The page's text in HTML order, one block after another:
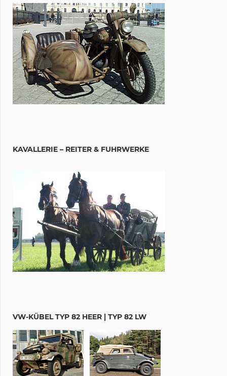
KAVALLERIE – REITER & FUHRWERKE
VW-KÜBEL TYP 82 HEER | TYP 82 LW